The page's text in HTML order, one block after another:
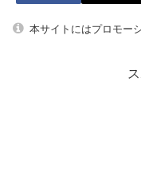
本サイトにはプロモー